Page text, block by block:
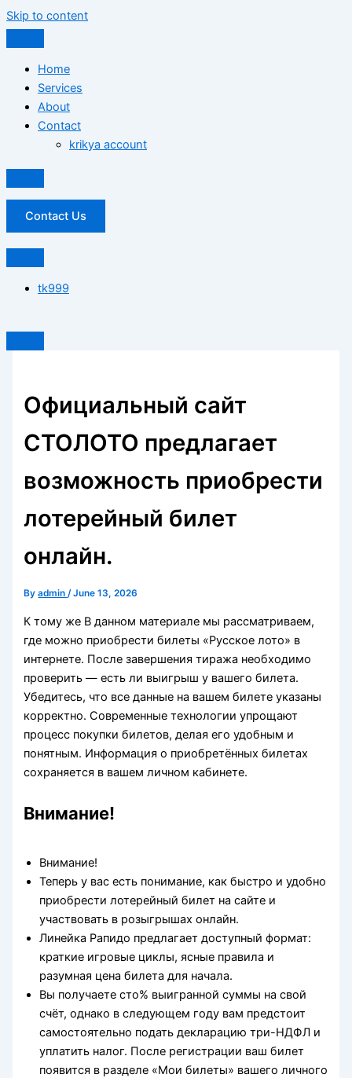
Skip to content
Home
Services
About
Contact
krikya account
Contact Us
tk999
Официальный сайт
СТОЛОТО предлагает
возможность приобрести
лотерейный билет
онлайн.
Byadmin/June 13, 2026
К тому же В данном материале мы рассматриваем,
где можно приобрести билеты «Русское лото» в
интернете. После завершения тиража необходимо
проверить — есть ли выигрыш у вашего билета.
Убедитесь, что все данные на вашем билете указаны
корректно. Современные технологии упрощают
процесс покупки билетов, делая его удобным и
понятным. Информация о приобретённых билетах
сохраняется в вашем личном кабинете.
Внимание!
Внимание!
Теперь у вас есть понимание, как быстро и удобно
приобрести лотерейный билет на сайте и
участвовать в розыгрышах онлайн.
Линейка Рапидо предлагает доступный формат:
краткие игровые циклы, ясные правила и
разумная цена билета для начала.
Вы получаете сто% выигранной суммы на свой
счёт, однако в следующем году вам предстоит
самостоятельно подать декларацию три-НДФЛ и
уплатить налог. После регистрации ваш билет
появится в разделе «Мои билеты» вашего личного